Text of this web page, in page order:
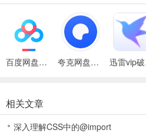
层级清晰的大纲，轻松梳理逻辑关系
3、无需学习
4、性能无双
百度网盘绿色免安装Pc电脑版 夸克网盘官方正式版 迅
相关文章
深入理解CSS中的@import